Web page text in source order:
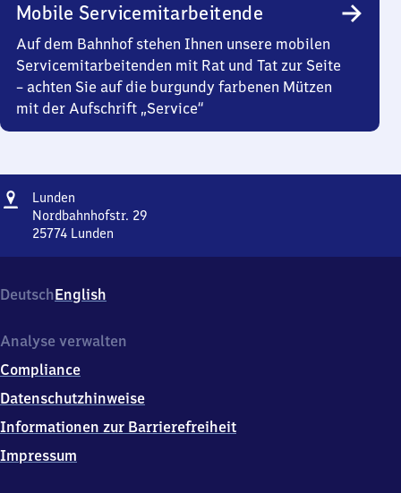
Mobile Servicemitarbeitende
Auf dem Bahnhof stehen Ihnen unsere mobilen
Servicemitarbeitenden mit Rat und Tat zur Seite
– achten Sie auf die burgundy farbenen Mützen
mit der Aufschrift „Service“
Adresse
Lunden
Nordbahnhofstr. 29
25774 Lunden
29,
2
7
4
Lunden
DeutschEnglish
Analyse verwalten
Compliance
Datenschutzhinweise
Informationen zur Barrierefreiheit
Impressum